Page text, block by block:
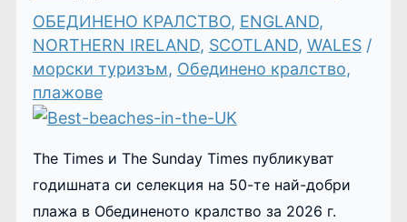
ОБЕДИНЕНО КРАЛСТВО, ENGLAND,
NORTHERN IRELAND, SCOTLAND, WALES/
морски туризъм, Обединено кралство,
плажове
The Times и The Sunday Times публикуват
годишната си селекция на 50-те най-добри
плажа в Обединеното кралство за 2026 г.